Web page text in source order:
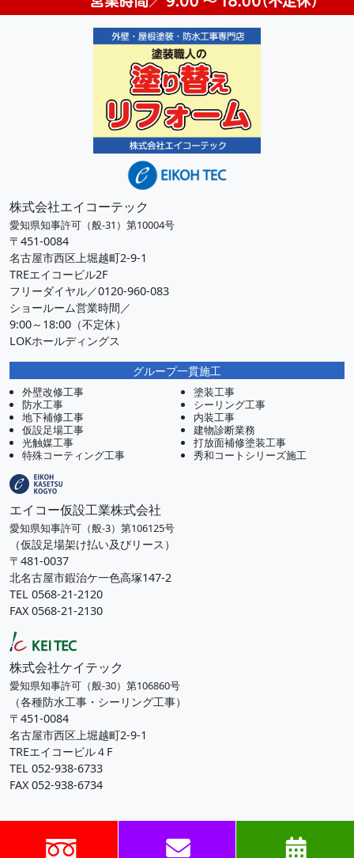
株式会社エイコーテック
愛知県知事許可（般-31）第10004号
〒451-0084
名古屋市西区上堀越町2-9-1
TREエイコービル2F
フリーダイヤル／0120-960-083
ショールーム営業時間／
9:00～18:00（不定休）
LOKホールディングス
グループ一貫施工
外壁改修工事
塗装工事
防水工事
シーリング工事
地下補修工事
内装工事
仮設足場工事
建物診断業務
光触媒工事
打放面補修塗装工事
特殊コーティング工事
秀和コートシリーズ施工
エイコー仮設工業株式会社
愛知県知事許可（般-3）第106125号
（仮設足場架け払い及びリース）
〒481-0037
北名古屋市鍜治ケ一色高塚147-2
TEL 0568-21-2120
FAX 0568-21-2130
株式会社ケイテック
愛知県知事許可（般-30）第106860号
（各種防水工事・シーリング工事）
〒451-0084
名古屋市西区上堀越町2-9-1
TREエイコービル４F
TEL 052-938-6733
FAX 052-938-6734